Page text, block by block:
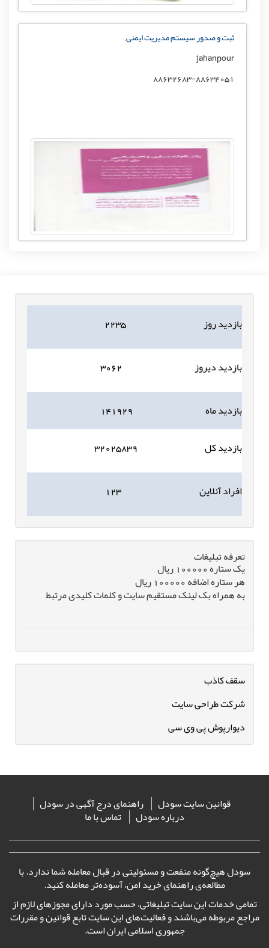
ثبت و صدور سیستم مدیریت ایمنی,
jahanpour
88632683-88634051
بازدید روز ۲۲۳۵
بازدید دیروز ۳۰۶۲
بازدید ماه
۱۴۱۹۲۹
بازدید کل
۳۲۰۲۵۸۳۹
افراد آنلاین ۱۲۳
تعرفه تبلیغات
یک ستاره 100000 ریال
هر ستاره اضافه 100000 ریال
به همراه بک لینک مستقیم سایت و کلمات کلیدی مرتبط
سقف کاذب
شرکت طراحی سایت
دیوارپوش پی وی سی
قوانین سایت سودل راهنمای درج آگهی در سودل
درباره سودل تماس با ما
سودل هیچ‌گونه منفعت و مسئولیتی در قبال معامله شما ندارد. با
مطالعه‌یراهنمای خرید امن، آسوده‌تر معامله کنید.
تمامی خدمات این سایت تبلیغاتی، حسب مورد دارای مجوزهای لازم از
مراجع مربوطه می‌باشند و فعالیت‌های این سایت تابع قوانین و مقررات
جمهوری اسلامی ایران است.